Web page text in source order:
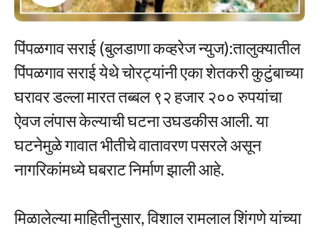
पिंपळगाव सराई (बुलडाणा कव्हरेज न्युज):तालुक्यातील
पिंपळगाव सराई येथे चोरट्यांनी एका शेतकरी कुटुंबाच्या
घरावर डल्ला मारत तब्बल ९२ हजार २०० रुपयांचा
ऐवज लंपास केल्याची घटना उघडकीस आली. या
घटनेमुळे गावात भीतीचे वातावरण पसरले असून
नागरिकांमध्ये घबराट निर्माण झाली आहे.
मिळालेल्या माहितीनुसार, विशाल रामलाल शिंगणे यांच्या